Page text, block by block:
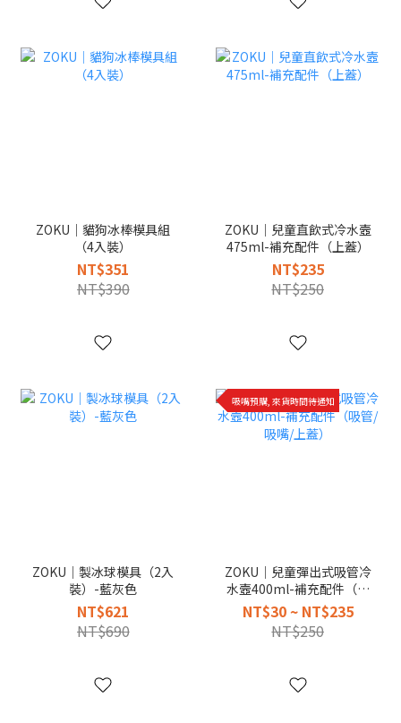
ZOKU｜貓狗冰棒模具組
（4入裝）
NT$351
NT$390
ZOKU｜兒童直飲式冷水壼
475ml-補充配件（上蓋）
NT$235
NT$250
ZOKU｜製冰球模具（2入
裝）-藍灰色
NT$621
NT$690
吸嘴預購, 來貨時間待通知
ZOKU｜兒童彈出式吸管冷
水壼400ml-補充配件（吸
管/吸嘴/上蓋）
NT$30 ~ NT$235
NT$250